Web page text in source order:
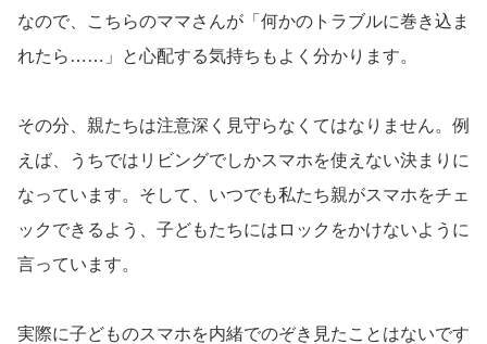
なので、こちらのママさんが「何かのトラブルに巻き込ま
れたら……」と心配する気持ちもよく分かります。
その分、親たちは注意深く見守らなくてはなりません。例
えば、うちではリビングでしかスマホを使えない決まりに
なっています。そして、いつでも私たち親がスマホをチェ
ックできるよう、子どもたちにはロックをかけないように
言っています。
実際に子どものスマホを内緒でのぞき見たことはないです